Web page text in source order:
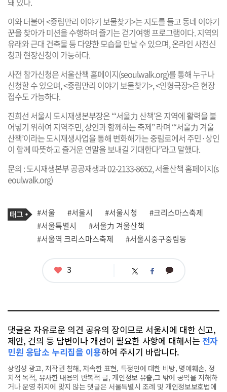
이와 더불어 <중림만리 이야기 보물찾기>는 지도를 들고 동네 이야기
꾼을 찾아가 미션을 수행하며 즐기는 걷기여행 프로그램이다. 지역의
유래와 근대 건축물 등 다양한 모습을 만날 수 있으며, 온라인 사전신
청과 현장신청이 가능하다.
사전 참가신청은 서울산책 홈페이지(seoulwalk.org)를 통해 누구나
신청할 수 있으며, <중림만리 이야기 보물찾기>, <인형극장>은 현장
접수도 가능하다.
진희선 서울시 도시재생본부장은 “‘서울力 산책’은 지역에 활력을 불
어넣기 위하여 지역주민, 상인과 함께하는 축제” 라며 “‘서울力 겨울
산책’이라는 도시재생사업을 통해 변화해가는 중림로에서 주민·상인
이 함께 따뜻하고 즐거운 연말을 보내길 기대한다”라고 말했다.
문의 : 도시재생본부 공공재생과 02-2133-8652, 서울산책 홈페이지(s
eoulwalk.org)
기
사
관
련
태
태
그
#서울 #서울시 #서울시청
#크리스마스축제
#서울특별시
#서울力 겨울산책
#서울역 크리스마스축제
#서울시중구중림동
좋
3 트 페 카
댓글은 자유로운 의견 공유의 장이므로 서울시에 대한 신고,
제안, 건의 등 답변이나 개선이 필요한 사항에 대해서는 전자
민원 응답소 누리집을 이용하여 주시기 바랍니다.
상업성 광고, 저작권 침해, 저속한 표현, 특정인에 대한 비방, 명예훼손, 정
치적 목적, 유사한 내용의 반복적 글, 개인정보 유출,그 밖에 공익을 저해하
거나 운영 취지에 맞지 않는 댓글은 서울특별시 조례 및 개인정보보호법에